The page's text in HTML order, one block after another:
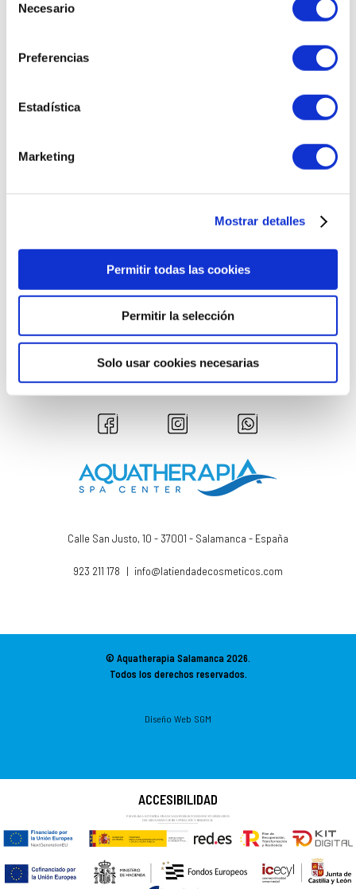
Necesario
Preferencias
Estadística
Marketing
Mostrar detalles
Permitir todas las cookies
Permitir la selección
Solo usar cookies necesarias
Deseo recibir novedades y comunicaciones comerciales de la web a través del
email
digitalización financiados por el proyecto DIHnamica a través del programa de
investigación e innovación "Horizonte 2020" de la Unión Europea en virtud del
Calle San Justo, 10 - 37001 - Salamanca - España
923 211 178 | info@latiendadecosmeticos.com
© Aquatherapia Salamanca2026.
Todos los derechos reservados.
Diseño Web SGM
ACCESIBILIDAD